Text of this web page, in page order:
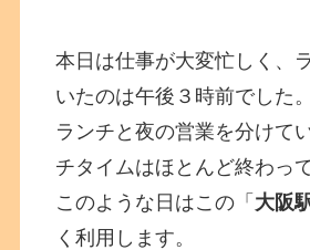
本日は仕事が大変忙しく、
いたのは午後３時前でした。
ランチと夜の営業を分けて
チタイムはほとんど終わっ
このような日はこの「 大阪
く利用します。